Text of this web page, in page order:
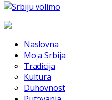
Naslovna
Moja Srbija
Tradicija
Kultura
Duhovnost